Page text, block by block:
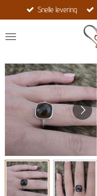
direct
naar
Snelle levering